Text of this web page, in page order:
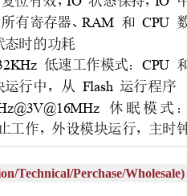
Technical/Perchase/Wholesale)